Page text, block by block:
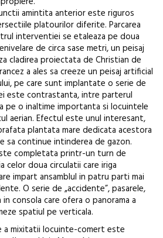
amintita anterior este riguros
platourilor diferite. Parcarea
interventiei se etaleaza pe doua
de circa sase metri, un peisaj
cladirea proiectata de Christian de
a ales sa creeze un peisaj artificial
pe care sunt implantate o serie de
este contrastanta, intre parterul
pe o inaltime importanta si locuintele
aerian. Efectul este unul interesant,
plantata mare dedicata acestora
sa continue intinderea de gazon.
completata printr-un turn de
doua circulatii care iriga
impart ansamblul in patru parti mai
O serie de „accidente”, pasarele,
consola care ofera o panorama a
spatiul pe verticala.
a mixitatii locuinte-comert este